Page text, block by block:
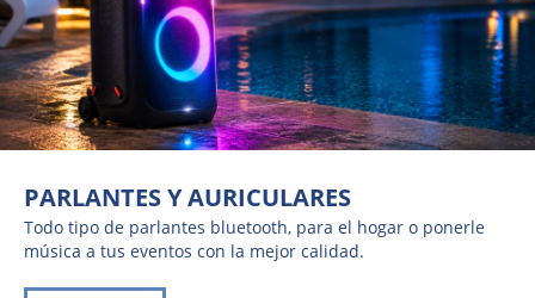
PARLANTES Y AURICULARES
Todo tipo de parlantes bluetooth, para el hogar o ponerle
música a tus eventos con la mejor calidad.